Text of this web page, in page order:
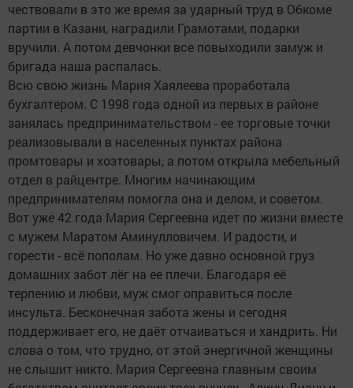
чествовали в это же время за ударный труд в Обкоме
партии в Казани, наградили Грамотами, подарки
вручили. А потом девчонки все повыходили замуж и
бригада наша распалась.
Всю свою жизнь Мария Хаялеева проработала
бухгалтером. С 1998 года одной из первых в районе
занялась предпринимательством - ее торговые точки
реализовывали в населенных пунктах района
промтовары и хозтовары, а потом открыла мебельный
отдел в райцентре. Многим начинающим
предпринимателям помогла она и делом, и советом.
Вот уже 42 года Мария Сергеевна идет по жизни вместе
с мужем Маратом Аминулловичем. И радости, и
горести - всё пополам. Но уже давно основной груз
домашних забот лёг на ее плечи. Благодаря её
терпению и любви, муж смог оправиться после
инсульта. Бесконечная забота жены и сегодня
поддерживает его, не даёт отчаиваться и хандрить. Ни
слова о том, что трудно, от этой энергичной женщины
не слышит никто. Мария Сергеевна главным своим